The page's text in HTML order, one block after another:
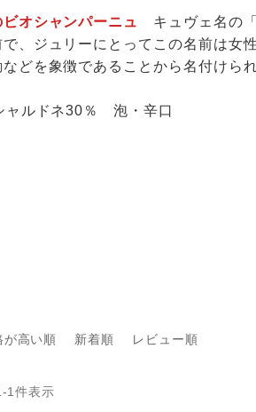
オシャンパーニュ
キュヴェ名の
、ジュリーにとってこの名前は女
どを象徴であることから名付けられ
ャルドネ30％ 泡・辛口
が高い順 新着順 レビュー順
-1件表示